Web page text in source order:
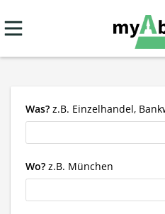
Was? z.B. Einzelhandel,
Wo? z.B. München